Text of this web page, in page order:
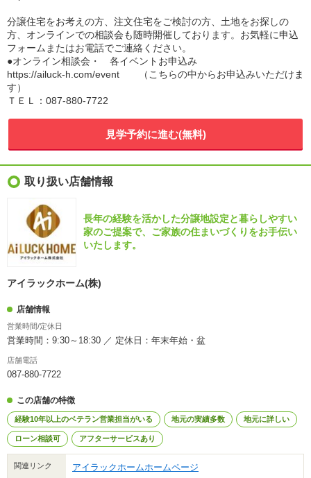
分譲住宅をお考えの方、注文住宅をご検討の方、土地をお探しの
方、オンラインでの相談会も随時開催しております。お気軽に申込
フォームまたはお電話でご連絡ください。
●オンライン相談会・ 各イベントお申込み
https://ailuck-h.com/event （こちらの中からお申込みいただけま
す）
ＴＥＬ：087-880-7722
見学予約に進む(無料)
取り扱い店舗情報
長年の経験を活かした分譲地設定と暮らしやすい
家のご提案で、ご家族の住まいづくりをお手伝い
いたします。
アイラックホーム(株)
店舗情報
営業時間/定休日
営業時間：9:30～18:30 ／ 定休日：年末年始・盆
店舗電話
087-880-7722
この店舗の特徴
経験10年以上のベテラン営業担当がいる 地元の実績多数 地元に詳しい
ローン相談可 アフターサービスあり
関連リンク
アイラックホームホームページ